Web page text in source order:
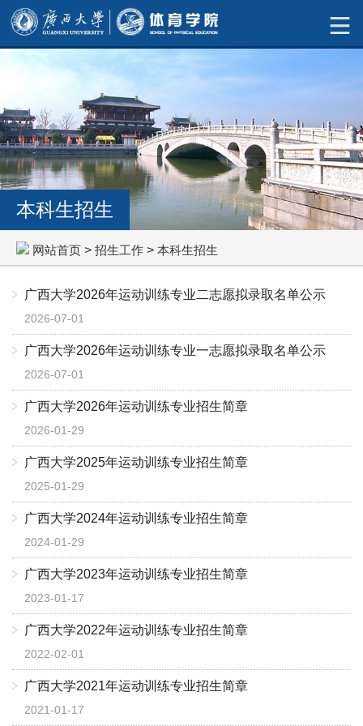
本科生招生
网站首页 > 招生工作 > 本科生招生
广西大学2026年运动训练专业二志愿拟录取名单公示
2026-07-01
广西大学2026年运动训练专业一志愿拟录取名单公示
2026-07-01
广西大学2026年运动训练专业招生简章
2026-01-29
广西大学2025年运动训练专业招生简章
2025-01-29
广西大学2024年运动训练专业招生简章
2024-01-29
广西大学2023年运动训练专业招生简章
2023-01-17
广西大学2022年运动训练专业招生简章
2022-02-01
广西大学2021年运动训练专业招生简章
2021-01-17